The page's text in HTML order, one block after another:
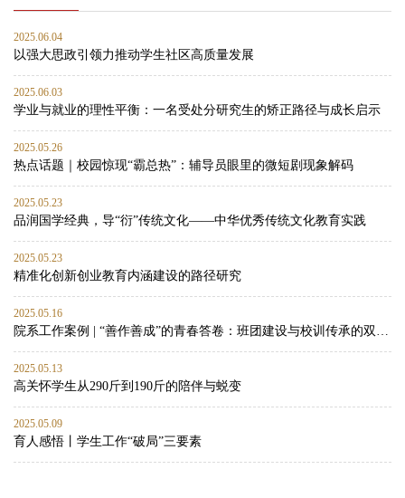
2025.06.04
以强大思政引领力推动学生社区高质量发展
2025.06.03
学业与就业的理性平衡：一名受处分研究生的矫正路径与成长启示
2025.05.26
热点话题｜校园惊现“霸总热”：辅导员眼里的微短剧现象解码
2025.05.23
品润国学经典，导“衍”传统文化——中华优秀传统文化教育实践
2025.05.23
精准化创新创业教育内涵建设的路径研究
2025.05.16
院系工作案例 | “善作善成”的青春答卷：班团建设与校训传承的双向赋能实践
2025.05.13
高关怀学生从290斤到190斤的陪伴与蜕变
2025.05.09
育人感悟丨学生工作“破局”三要素